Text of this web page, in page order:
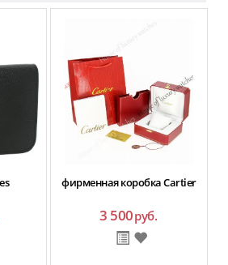
фирменная коробка Cartier
3 500руб.